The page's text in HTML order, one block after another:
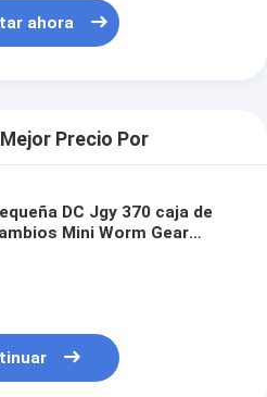
ahora
Precio Por
DC Jgy 370 caja de
Mini Worm Gear